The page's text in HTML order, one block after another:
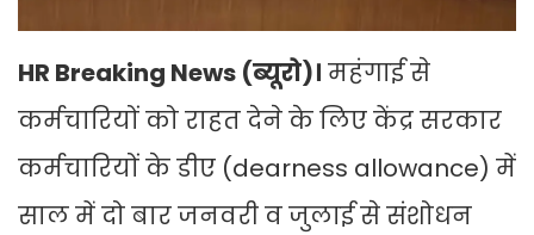
HR Breaking News (ब्यूरो)। महंगाई से
कर्मचारियों को राहत देने के लिए केंद्र सरकार
कर्मचारियों के डीए (dearness allowance) में
साल में दो बार जनवरी व जुलाई से संशोधन